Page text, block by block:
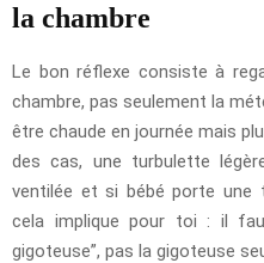
la chambre
Le bon réflexe consiste à
chambre, pas seulement la
être chaude en journée mais
des cas, une turbulette
ventilée et si bébé porte une
cela implique pour toi : il
gigoteuse”, pas la gigoteuse